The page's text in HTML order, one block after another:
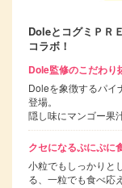
DoleとコグミＰＲ
コラボ！
Dole監修のこだわり
Doleを象徴するパイ
登場。
隠し味にマンゴー果
クセになるぷにぷに
小粒でもしっかりと
る、一粒でも食べ応